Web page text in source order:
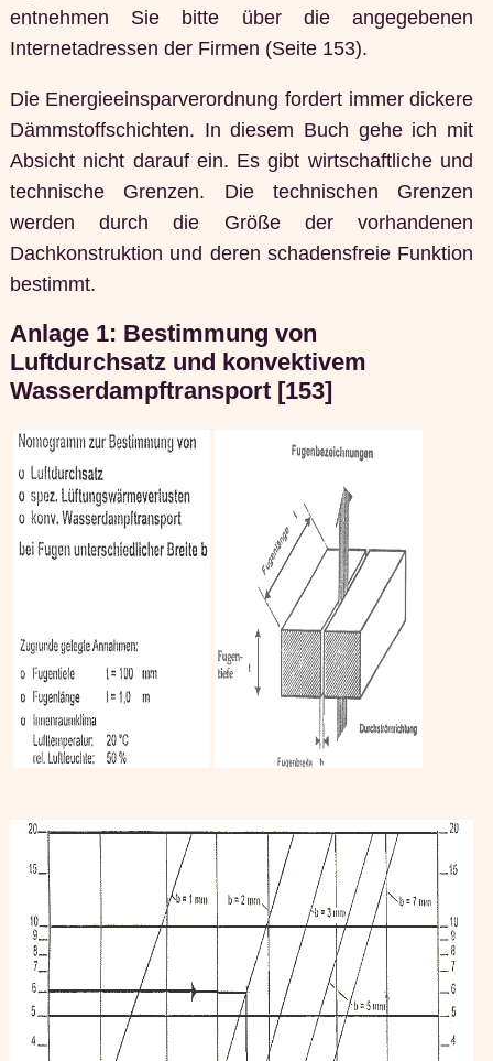
entnehmen Sie bitte über die angegebenen
Internetadressen der Firmen (Seite 153).
Die Energieeinsparverordnung fordert immer dickere
Dämmstoffschichten. In diesem Buch gehe ich mit
Absicht nicht darauf ein. Es gibt wirtschaftliche und
technische Grenzen. Die technischen Grenzen
werden durch die Größe der vorhandenen
Dachkonstruktion und deren schadensfreie Funktion
bestimmt.
Anlage 1: Bestimmung von
Luftdurchsatz und konvektivem
Wasserdampftransport [153]